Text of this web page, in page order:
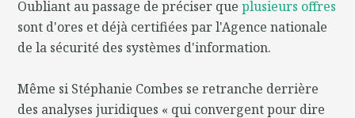
Oubliant au passage de préciser queplusieurs offres
sont d'ores et déjà certifiées par l'Agence nationale
de la sécurité des systèmes d'information.
Même si Stéphanie Combes se retranche derrière
des analyses juridiques « qui convergent pour dire